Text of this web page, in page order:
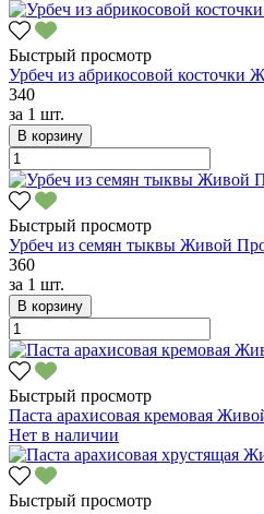
Быстрый просмотр
Урбеч из абрикосовой косточки
340
за 1 шт.
В корзину
Быстрый просмотр
Урбеч из семян тыквы Живой
360
за 1 шт.
В корзину
Быстрый просмотр
Паста арахисовая кремовая
Нет в наличии
Быстрый просмотр